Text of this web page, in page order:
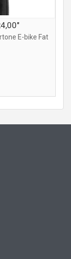
E-bike Fat